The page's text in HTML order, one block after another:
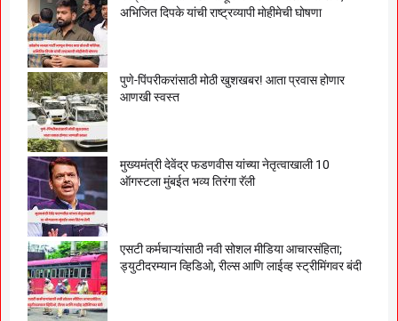
अभिजित दिपके यांची राष्ट्रव्यापी माेहीमेची घाेषणा
पुणे-पिंपरीकरांसाठी मोठी खुशखबर! आता प्रवास होणार
आणखी स्वस्त
मुख्यमंत्री देवेंद्र फडणवीस यांच्या नेतृत्वाखाली 10
ऑगस्टला मुंबईत भव्य तिरंगा रॅली
एसटी कर्मचाऱ्यांसाठी नवी सोशल मीडिया आचारसंहिता;
ड्युटीदरम्यान व्हिडिओ, रील्स आणि लाईव्ह स्ट्रीमिंगवर बंदी